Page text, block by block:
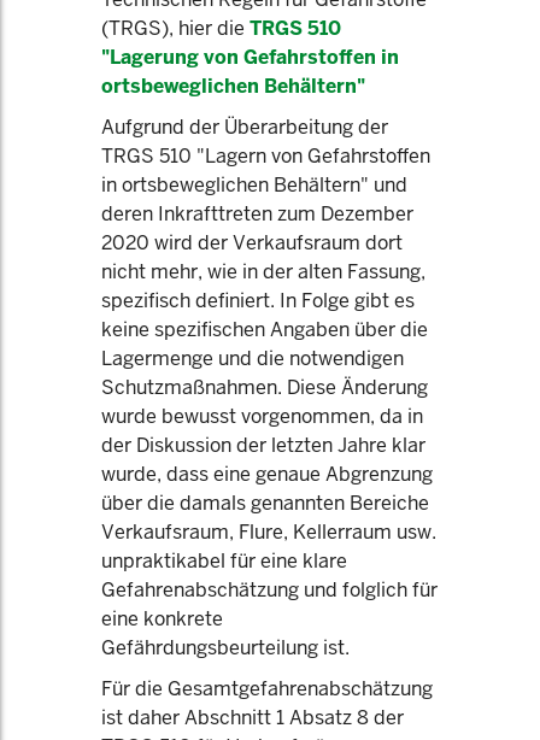
(TRGS), hier die TRGS 510
"Lagerung von Gefahrstoffen in
ortsbeweglichen Behältern"
Aufgrund der Überarbeitung der
TRGS 510 "Lagern von Gefahrstoffen
in ortsbeweglichen Behältern" und
deren Inkrafttreten zum Dezember
2020 wird der Verkaufsraum dort
nicht mehr, wie in der alten Fassung,
spezifisch definiert. In Folge gibt es
keine spezifischen Angaben über die
Lagermenge und die notwendigen
Schutzmaßnahmen. Diese Änderung
wurde bewusst vorgenommen, da in
der Diskussion der letzten Jahre klar
wurde, dass eine genaue Abgrenzung
über die damals genannten Bereiche
Verkaufsraum, Flure, Kellerraum usw.
unpraktikabel für eine klare
Gefahrenabschätzung und folglich für
eine konkrete
Gefährdungsbeurteilung ist.
Für die Gesamtgefahrenabschätzung
ist daher Abschnitt 1 Absatz 8 der